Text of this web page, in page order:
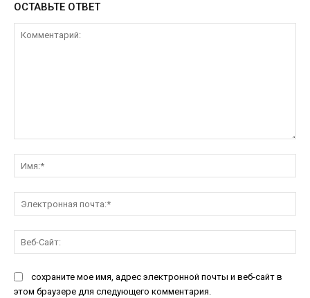
ОСТАВЬТЕ ОТВЕТ
сохраните мое имя, адрес электронной почты и веб-сайт в
этом браузере для следующего комментария.